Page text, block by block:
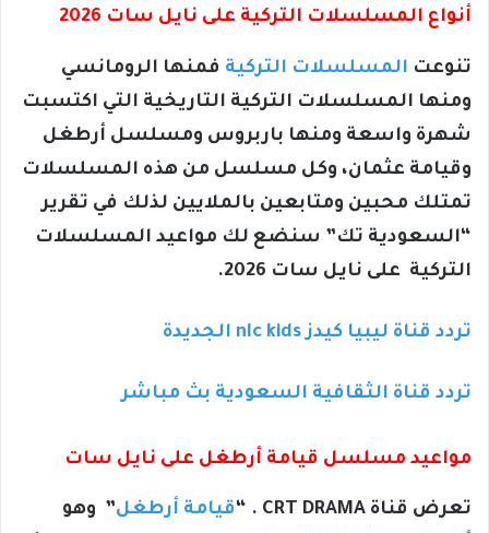
أنواع المسلسلات التركية على نايل سات 2026
تنوعت المسلسلات التركية فمنها الرومانسي
ومنها المسلسلات التركية التاريخية التي اكتسبت
شهرة واسعة ومنها باربروس ومسلسل أرطغل
وقيامة عثمان، وكل مسلسل من هذه المسلسلات
تمتلك محبين ومتابعين بالملايين لذلك في تقرير
“السعودية تك” سنضع لك مواعيد المسلسلات
التركية على نايل سات 2026.
تردد قناة ليبيا كيدز nlc kids الجديدة
تردد قناة الثقافية السعودية بث مباشر
مواعيد مسلسل قيامة أرطغل على نايل سات
تعرض قناة CRT DRAMA . “ قيامة أرطغل” وهو